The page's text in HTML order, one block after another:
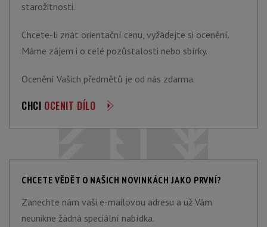
starožitnosti.
Chcete-li znát orientační cenu, vyžádejte si ocenění.
Máme zájem i o celé pozůstalosti nebo sbírky.
Ocenění Vašich předmětů je od nás zdarma.
CHCI OCENIT DÍLO
CHCETE VĚDĚT O NAŠICH NOVINKÁCH JAKO PRVNÍ?
Zanechte nám vaši e-mailovou adresu a už Vám
neunikne žádná speciální nabídka.